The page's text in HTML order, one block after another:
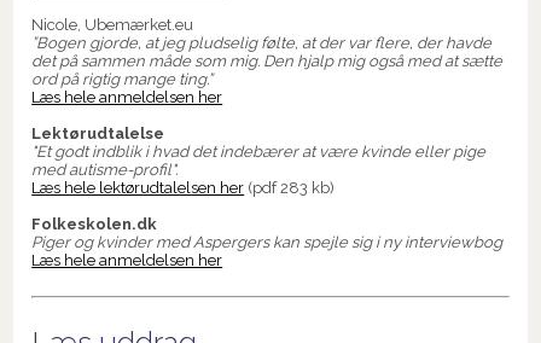
Nicole, Ubemærket.eu
”Bogen gjorde, at jeg pludselig følte, at der var flere, der havde
det på sammen måde som mig. Den hjalp mig også med at sætte
ord på rigtig mange ting.”
Læs hele anmeldelsen her
Lektørudtalelse
"Et godt indblik i hvad det indebærer at være kvinde eller pige
med autisme-profil".
Læs hele lektørudtalelsen her (pdf 283 kb)
Folkeskolen.dk
Piger og kvinder med Aspergers kan spejle sig i ny interviewbog
Læs hele anmeldelsen her